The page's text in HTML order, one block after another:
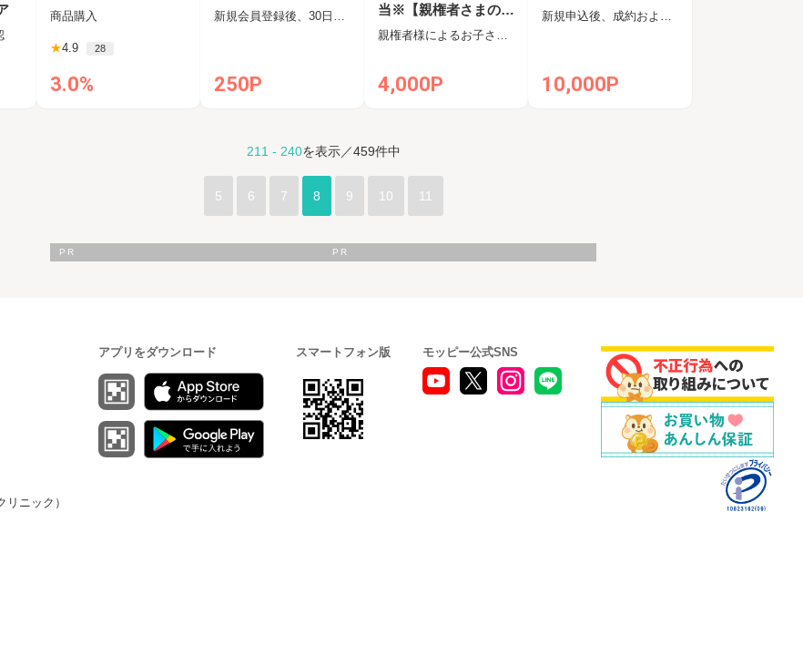
商品購入
★4.9 28
3.0% 250P
当※【親権者さまの代
理申込専用】三菱ＵＦ
4,000P 10,000P
211 - 240を表示／459件中
5 6 7 8 9 10 11
リニック）
アプリをダウンロード スマートフォン版 モッピー公式SNS